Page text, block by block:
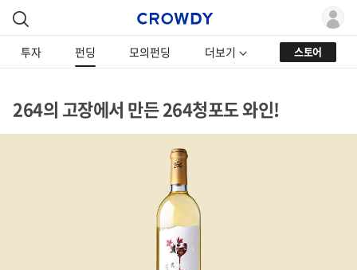
투자 펀딩 모의펀딩 더보기 스토어
264의 고장에서 만든 264청포도 와인!